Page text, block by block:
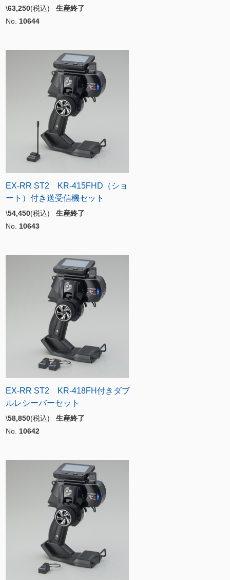
\63,250(税込) 生産終了
No. 10644
EX-RR ST2 KR-415FHD（ショ
ート）付き送受信機セット
\54,450(税込) 生産終了
No. 10643
EX-RR ST2 KR-418FH付きダブ
ルレシーバーセット
\58,850(税込) 生産終了
No. 10642